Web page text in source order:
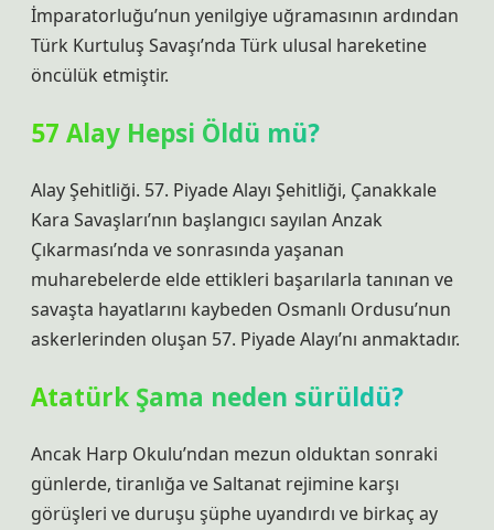
İmparatorluğu’nun yenilgiye uğramasının ardından
Türk Kurtuluş Savaşı’nda Türk ulusal hareketine
öncülük etmiştir.
57 Alay Hepsi Öldü mü?
Alay Şehitliği. 57. Piyade Alayı Şehitliği, Çanakkale
Kara Savaşları’nın başlangıcı sayılan Anzak
Çıkarması’nda ve sonrasında yaşanan
muharebelerde elde ettikleri başarılarla tanınan ve
savaşta hayatlarını kaybeden Osmanlı Ordusu’nun
askerlerinden oluşan 57. Piyade Alayı’nı anmaktadır.
Atatürk Şama neden sürüldü?
Ancak Harp Okulu’ndan mezun olduktan sonraki
günlerde, tiranlığa ve Saltanat rejimine karşı
görüşleri ve duruşu şüphe uyandırdı ve birkaç ay